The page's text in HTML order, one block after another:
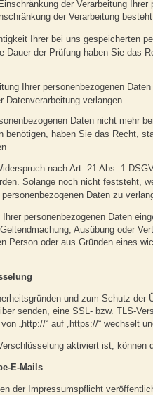
der Verarbeitung
der Verarbeitung
Ihrer bei uns gespeicherten
Dauer der Prüfung haben Sie das
Ihrer personenbezogenen
Datenverarbeitung verlangen.
Daten nicht mehr
benötigen, haben Sie das Recht,
nach Art. 21 Abs. 1
Solange noch nicht feststeht,
Daten zu
personenbezogenen Daten
Ausübung oder
Person oder aus Gründen eines
und zum Schutz der
senden, eine SSL- bzw. TLS-
„http://“ auf „https://“ wechselt
aktiviert ist,
E-Mails
der Impressumspflicht